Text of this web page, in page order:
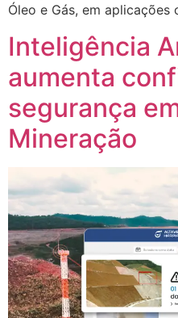
Óleo e Gás, em aplicações
Inteligência
aumenta
segurança
Mineração